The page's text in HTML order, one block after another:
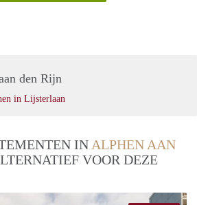
den Rijn
in Lijsterlaan
IN ALPHEN AAN
VOOR DEZE